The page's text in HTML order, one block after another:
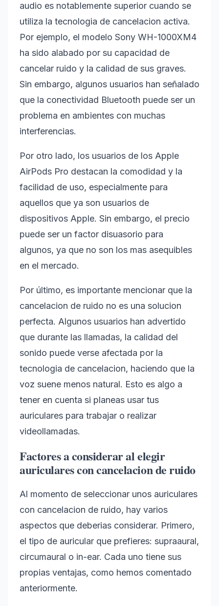
audio es notablemente superior cuando se
utiliza la tecnologia de cancelacion activa.
Por ejemplo, el modelo Sony WH-1000XM4
ha sido alabado por su capacidad de
cancelar ruido y la calidad de sus graves.
Sin embargo, algunos usuarios han señalado
que la conectividad Bluetooth puede ser un
problema en ambientes con muchas
interferencias.
Por otro lado, los usuarios de los Apple
AirPods Pro destacan la comodidad y la
facilidad de uso, especialmente para
aquellos que ya son usuarios de
dispositivos Apple. Sin embargo, el precio
puede ser un factor disuasorio para
algunos, ya que no son los mas asequibles
en el mercado.
Por último, es importante mencionar que la
cancelacion de ruido no es una solucion
perfecta. Algunos usuarios han advertido
que durante las llamadas, la calidad del
sonido puede verse afectada por la
tecnologia de cancelacion, haciendo que la
voz suene menos natural. Esto es algo a
tener en cuenta si planeas usar tus
auriculares para trabajar o realizar
videollamadas.
Factores a considerar al elegir
auriculares con cancelacion de ruido
Al momento de seleccionar unos auriculares
con cancelacion de ruido, hay varios
aspectos que deberias considerar. Primero,
el tipo de auricular que prefieres: supraaural,
circumaural o in-ear. Cada uno tiene sus
propias ventajas, como hemos comentado
anteriormente.